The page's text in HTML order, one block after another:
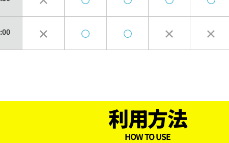
利用方法
HOW TO USE